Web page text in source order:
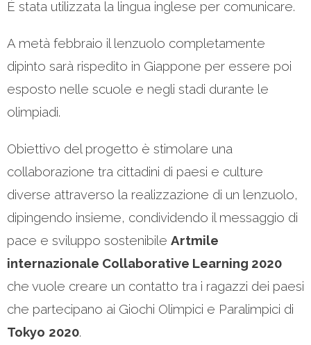
È stata utilizzata la lingua inglese per comunicare.
A metà febbraio il lenzuolo completamente
dipinto sarà rispedito in Giappone per essere poi
esposto nelle scuole e negli stadi durante le
olimpiadi.
Obiettivo del progetto è stimolare una
collaborazione tra cittadini di paesi e culture
diverse attraverso la realizzazione di un lenzuolo,
dipingendo insieme, condividendo il messaggio di
pace e sviluppo sostenibile Artmile
internazionale Collaborative Learning 2020
che vuole creare un contatto tra i ragazzi dei paesi
che partecipano ai Giochi Olimpici e Paralimpici di
Tokyo 2020.